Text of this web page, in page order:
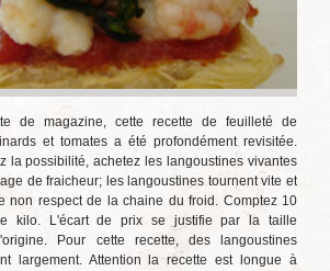
de magazine, cette recette de feuilleté de
et tomates a été profondément revisitée.
la possibilité, achetez les langoustines vivantes
de fraicheur; les langoustines tournent vite et
non respect de la chaine du froid. Comptez 10
kilo. L'écart de prix se justifie par la taille
Pour cette recette, des langoustines
largement. Attention la recette est longue à